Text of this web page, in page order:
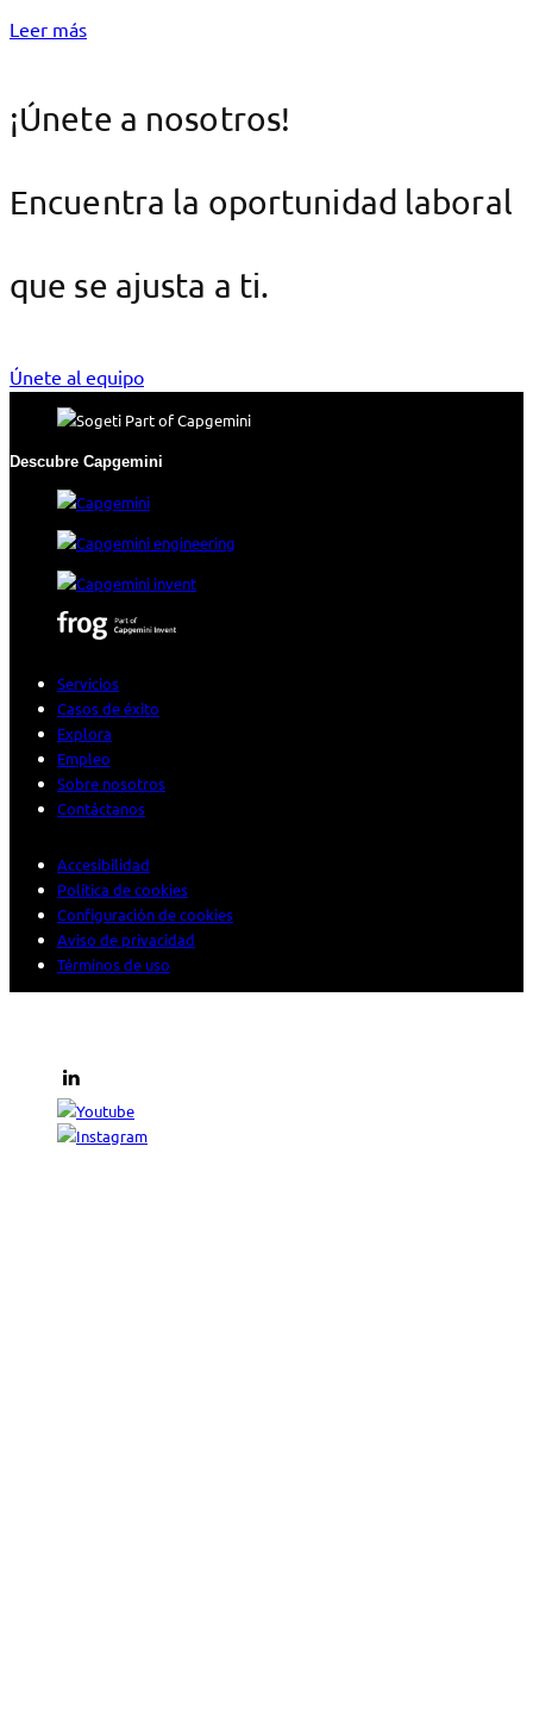
Leer más
¡Únete a nosotros!
Encuentra la oportunidad laboral
que se ajusta a ti.
Únete al equipo
Descubre Capgemini
Servicios
Casos de éxito
Explora
Empleo
Sobre nosotros
Contáctanos
Accesibilidad
Política de cookies
Configuración de cookies
Aviso de privacidad
Términos de uso